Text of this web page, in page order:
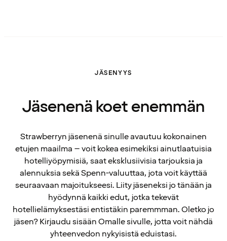
JÄSENYYS
Jäsenenä koet enemmän
Strawberryn jäsenenä sinulle avautuu kokonainen
etujen maailma – voit kokea esimekiksi ainutlaatuisia
hotelliyöpymisiä, saat eksklusiivisia tarjouksia ja
alennuksia sekä Spenn-valuuttaa, jota voit käyttää
seuraavaan majoitukseesi. Liity jäseneksi jo tänään ja
hyödynnä kaikki edut, jotka tekevät
hotellielämyksestäsi entistäkin paremmman. Oletko jo
jäsen? Kirjaudu sisään Omalle sivulle, jotta voit nähdä
yhteenvedon nykyisistä eduistasi.